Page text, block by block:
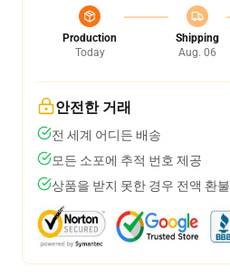
Production
Today
Shipping
Aug. 06
안전한 거래
전 세계 어디든 배송
모든 소포에 추적 번호 제공
상품을 받지 못한 경우 전액 환불